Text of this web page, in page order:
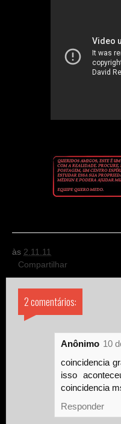
às 2.11.11
Compartilhar
2 comentários:
Anônimo 10
coincidencia
isso
coincidencia
Responder